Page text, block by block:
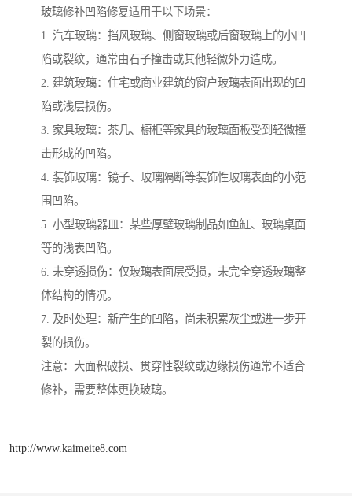
玻璃修补凹陷修复适用于以下场景：
1. 汽车玻璃：挡风玻璃、侧窗玻璃或后窗玻璃上的小凹
陷或裂纹，通常由石子撞击或其他轻微外力造成。
2. 建筑玻璃：住宅或商业建筑的窗户玻璃表面出现的凹
陷或浅层损伤。
3. 家具玻璃：茶几、橱柜等家具的玻璃面板受到轻微撞
击形成的凹陷。
4. 装饰玻璃：镜子、玻璃隔断等装饰性玻璃表面的小范
围凹陷。
5. 小型玻璃器皿：某些厚壁玻璃制品如鱼缸、玻璃桌面
等的浅表凹陷。
6. 未穿透损伤：仅玻璃表面层受损，未完全穿透玻璃整
体结构的情况。
7. 及时处理：新产生的凹陷，尚未积累灰尘或进一步开
裂的损伤。
注意：大面积破损、贯穿性裂纹或边缘损伤通常不适合
修补，需要整体更换玻璃。
http://www.kaimeite8.com